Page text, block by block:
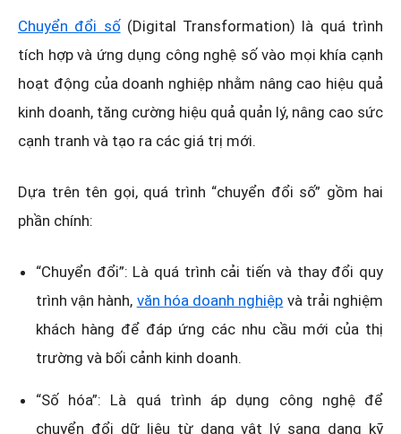
Chuyển đổi số(Digital Transformation) là quá trình
tích hợp và ứng dụng công nghệ số vào mọi khía cạnh
hoạt động của doanh nghiệp nhằm nâng cao hiệu quả
kinh doanh, tăng cường hiệu quả quản lý, nâng cao sức
cạnh tranh và tạo ra các giá trị mới.
Dựa trên tên gọi, quá trình “chuyển đổi số” gồm hai
phần chính:
“Chuyển đổi”: Là quá trình cải tiến và thay đổi quy
trình vận hành, văn hóa doanh nghiệp và trải nghiệm
khách hàng để đáp ứng các nhu cầu mới của thị
trường và bối cảnh kinh doanh.
“Số hóa”: Là quá trình áp dụng công nghệ để
chuyển đổi dữ liệu từ dạng vật lý sang dạng kỹ